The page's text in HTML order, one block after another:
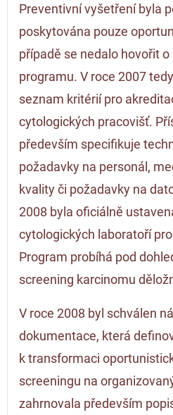
Preventivní vyšetření byla
poskytována pouze
případě se nedalo hovořit
programu. V roce 2007
seznam kritérií pro
cytologických pracovišť.
především specifikuje
požadavky na personál,
kvality či požadavky na
2008 byla oficiálně
cytologických laboratoří
Program probíhá pod
screening karcinomu
V roce 2008 byl schválen
dokumentace, která
k transformaci
screeningu na
zahrnovala především